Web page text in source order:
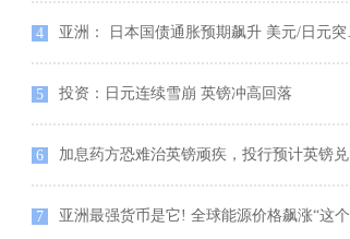
4 亚洲： 日本国债通胀预期飙升 美元/日元突破113关口
5 投资：日元连续雪崩 英镑冲高回落
6 加息药方恐难治英镑顽疾，投行预计英镑兑美元下看1.32
7 亚洲最强货币是它! 全球能源价格飙涨“这个国家”出口贸易强劲提振外汇